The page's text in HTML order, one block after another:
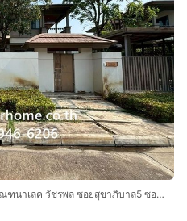
บ้านเดี่ยว 2 ชั้น 117.3 ตร.ว. หมู่บ้านมัณฑนาเลค วัชรพล ซอยสุขาภิบาล5 ซอย 63-2 ถนนสุขาภิบาล5 ถนนสายไหม เขตสายไหม กรุงเทพมหานคร